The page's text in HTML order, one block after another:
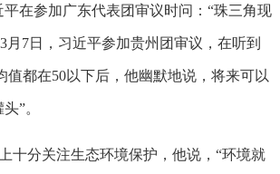
平在参加广东代表团审议时问：“珠三角现
月7日，习近平参加贵州团审议，在听到
值都在50以下后，他幽默地说，将来可以
”。
分关注生态环境保护，他说，“环境就